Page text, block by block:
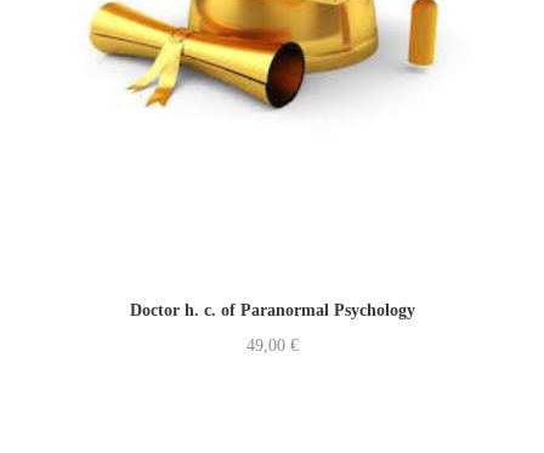
Doctor h. c. of Paranormal Psychology
49,00 €